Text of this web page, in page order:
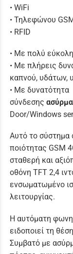
• WiFi
• Τηλεφώνου
• RFID
• Με πολύ
• Με πλήρεις
καπνού, υδάτων,
• Με δυνατότητα
σύνδεσης
Door/Windows
Αυτό το σύστημα
ποιότητας GSM
σταθερή και
οθόνη TFT 2,4
ενσωματωμένο
λειτουργίας.
Η αυτόματη
ειδοποιεί τη
Συμβατό με